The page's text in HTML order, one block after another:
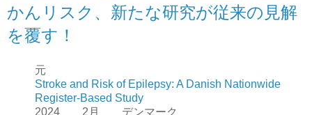
かんリスク、新たな研究が従来の見解
を覆す！
元
Stroke and Risk of Epilepsy: A Danish Nationwide
Register-Based Study
2024 2月 デンマーク